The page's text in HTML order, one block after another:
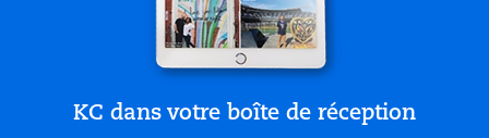
KC dans votre boîte de réception